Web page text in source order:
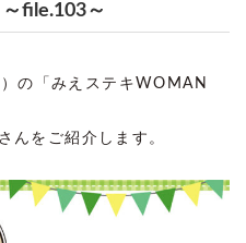
file.103～
の「みえステキWOMAN
んをご紹介します。